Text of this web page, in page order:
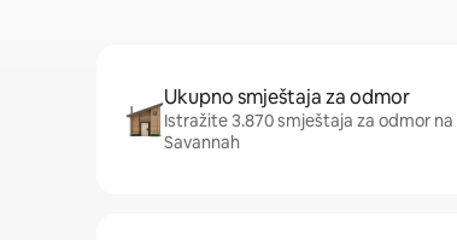
Ukupno smještaja za odmor
Istražite 3.870 smještaja za odmor na
Savannah